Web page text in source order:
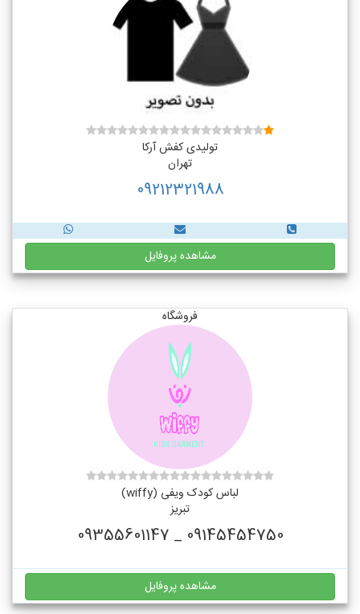
تولیدی کفش آرکا
تهران
09212321988
مشاهده پروفایل
فروشگاه
لباس کودک ویفی (wiffy)
تبریز
09145454750 _ 09355601147
مشاهده پروفایل